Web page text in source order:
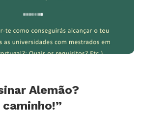
Alemão?